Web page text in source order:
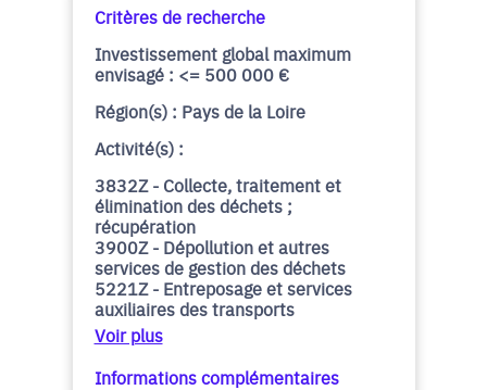
Critères de recherche
Investissement global maximum
envisagé : <= 500 000 €
Région(s) : Pays de la Loire
Activité(s) :
3832Z - Collecte, traitement et
élimination des déchets ;
récupération
3900Z - Dépollution et autres
services de gestion des déchets
5221Z - Entreposage et services
auxiliaires des transports
Voir plus
Informations complémentaires